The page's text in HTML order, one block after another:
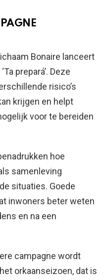
Bonaire lanceert
prepará’. Deze
risico’s
krijgen en helpt
voor te bereiden
hoe
samenleving
situaties. Goede
inwoners beter weten
en na een
campagne wordt
orkaanseizoen, dat is